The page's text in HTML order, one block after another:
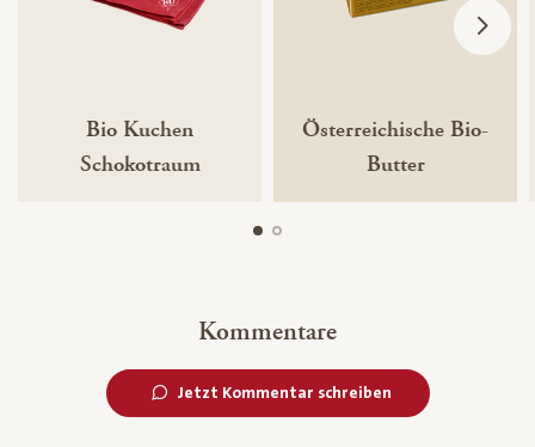
Bio Kuchen
Schokotraum
Österreichische Bio-
Butter
Kommentare
Jetzt Kommentar schreiben